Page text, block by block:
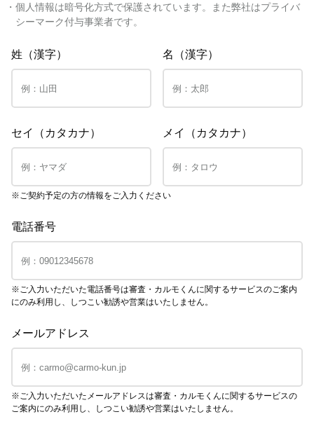
・個人情報は暗号化方式で保護されています。また弊社はプライバ
シーマーク付与事業者です。
姓（漢字） 名（漢字）
セイ（カタカナ）
※ご契約予定の方の情報をご入力ください
メイ（カタカナ）
電話番号
※ご入力いただいた電話番号は審査・カルモくんに関するサービスのご案内
にのみ利用し、しつこい勧誘や営業はいたしません。
メールアドレス
※ご入力いただいたメールアドレスは審査・カルモくんに関するサービスの
ご案内にのみ利用し、しつこい勧誘や営業はいたしません。